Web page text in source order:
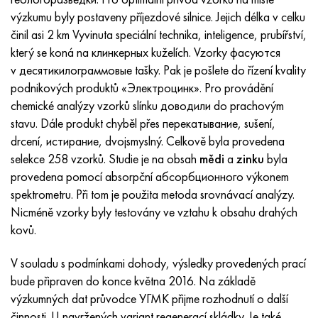
výzkumu byly postaveny příjezdové silnice. Jejich délka v celku
činil asi 2 km Vyvinuta speciální technika, inteligence, prubířství,
který se koná na клинкерных kuželích. Vzorky фасуются
v десятикилограммовые tašky. Pak je pošlete do řízení kvality
podnikových produktů «Электроцинк». Pro provádění
chemické analýzy vzorků slínku доводили do prachovým
stavu. Dále produkt chyběl přes перекатывание, sušení,
drcení, истирание, dvojsmyslný. Celkově byla provedena
selekce 258 vzorků. Studie je na obsah mědi a zinku byla
provedena pomocí absorpční абсорбционного výkonem
spektrometru. Při tom je použita metoda srovnávací analýzy.
Nicméně vzorky byly testovány ve vztahu k obsahu drahých
kovů.
V souladu s podmínkami dohody, výsledky provedených prací
bude připraven do konce května 2016. Na základě
výzkumných dat průvodce УГМК přijme rozhodnutí o další
Inotherm
incotest
Jette M152
Kobalt 6B
maraging 250
René 41
Maraging 300
MP35N
47ND
47НХР
49 KF
49K2F, 49K2FA-VI
Slitina 50N
Slitina 50NP
50 NHS
52K12F
HN62VMYUT
HN62MVKYU
HN63 MB
XN65VM
KhN65VMTYu
KhN67MVTYu
KhN68VKTYU
KhN70VMTYu
VT-35
PT-1M
PT-3V
PT-7M
2B
SPT-2 sv
AT3
TL3
1.4466 - AISI 310MoLn
Slitina Al6xn
15-7Ph® - 1,4532
PH 13-8 Po - 1,4534
1,4542 - 17-4Ph®
Custom 455® - 1.4543 - uns s45500
1,4545 - 15-5Ph®
1,4550 - AISI 347
10X17H13M3T
10X18N18Yu4D
11X11N2V2MF
12Х18Н9Т
13X11N2V2MF
15x11mf
15x12vnmf
15X16K5N2MVFAB
2,0872, CuNi10Fe1Mn, Cw352h
Silikonový hliníkový bronz
CW301G, C64200
křemíkový bronz
C65500, CuAl11Fe3
C65620, CuSi3Fe2Zn3
C65100, CuSi 1,5
c92200, CuSn6Zn4Pb2
Červená mosaz
C84400, CuSn2ZnPb
C83600, CuSn5ZnPb
45G2, 45g2, AISI 1144
Legovaná konstrukční ocel
10g2, 10g2, AISI 1513
12X2H4A, 15NiCr13, 1,5752
AC14, 11SMnPb30
20G, 20mn5
20XH3A, AISI 4320, 20hn3a
25KhGM, 20CrMo5, 1,7264
Р6М5, 1.3343, hs6-5-2, sw7m
Р6М5К5, 1,3243, hs6-5-2-5
R6M5F3, 1,3344, hs6-5-3
Р9М4К8,1,3207
R12F3, 1,3318, sw12
P18, 1,3355, hs18-0-1, sw18
Uhlíková ocel
11G12, 110G13L, X120Mn12